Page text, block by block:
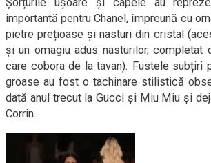
Şorțurile ușoare și capele au
importantă pentru Chanel, împreună cu
pietre prețioase și nasturi din cristal
și un omagiu adus nasturilor, completat
care cobora de la tavan). Fustele subțiri
groase au fost o tachinare stilistică
dată anul trecut la Gucci și Miu Miu și
Corrin.